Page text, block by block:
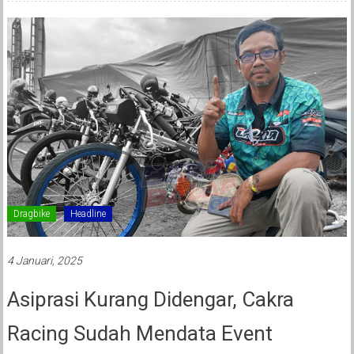
Dragbike Headline
4 Januari, 2025
Asiprasi Kurang Didengar, Cakra
Racing Sudah Mendata Event